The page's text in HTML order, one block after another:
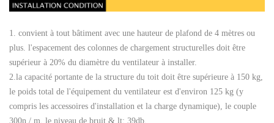
1. convient à tout bâtiment avec une hauteur de plafond de 4 mètres ou
plus. l'espacement des colonnes de chargement structurelles doit être
supérieur à 20% du diamètre du ventilateur à installer.
2.la capacité portante de la structure du toit doit être supérieure à 150 kg,
le poids total de l'équipement du ventilateur est d'environ 125 kg (y
compris les accessoires d'installation et la charge dynamique), le couple
300n / m, le niveau de bruit & lt; 39db.